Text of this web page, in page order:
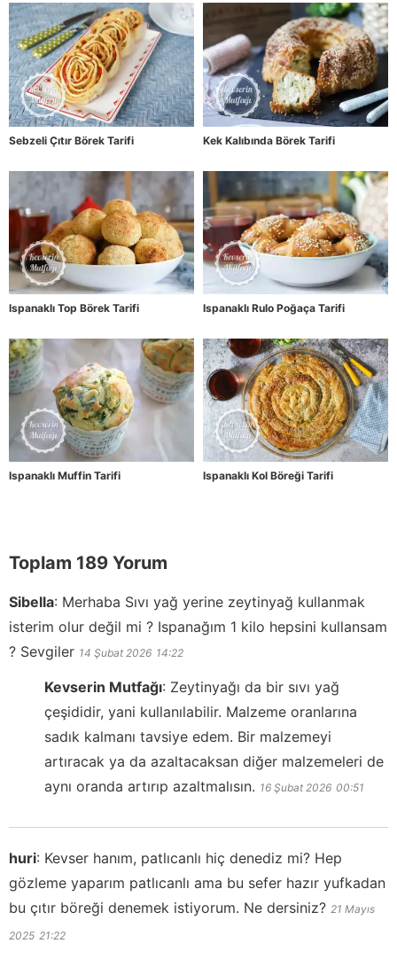
Sebzeli Çıtır Börek Tarifi Kek Kalıbında Börek Tarifi
Ispanaklı Top Börek Tarifi Ispanaklı Rulo Poğaça Tarifi
Ispanaklı Muffin Tarifi Ispanaklı Kol Böreği Tarifi
Toplam 189 Yorum
Sibella: Merhaba Sıvı yağ yerine zeytinyağ kullanmak
isterim olur değil mi ? Ispanağım 1 kilo hepsini kullansam
? Sevgiler 14 Şubat 2026 14:22
Kevserin Mutfağı: Zeytinyağı da bir sıvı yağ
çeşididir, yani kullanılabilir. Malzeme oranlarına
sadık kalmanı tavsiye edem. Bir malzemeyi
artıracak ya da azaltacaksan diğer malzemeleri de
aynı oranda artırıp azaltmalısın. 16 Şubat 2026 00:51
huri: Kevser hanım, patlıcanlı hiç denediz mi? Hep
gözleme yaparım patlıcanlı ama bu sefer hazır yufkadan
bu çıtır böreği denemek istiyorum. Ne dersiniz? 21 Mayıs
2025 21:22